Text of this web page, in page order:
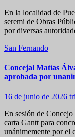
En la localidad de
seremi de Obras
por diversas
San Fernando
Concejal Matías
aprobada por
16 de junio de 2026
En sesión de
carta Gantt para
unánimemente por